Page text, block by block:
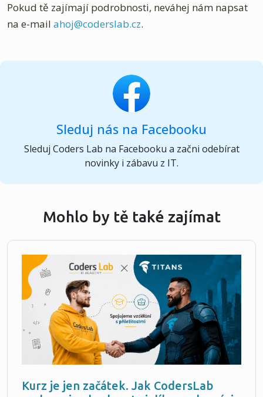
Pokud tě zajímají podrobnosti, neváhej nám napsat
na e-mail ahoj@coderslab.cz.
Sleduj nás na Facebooku
Sleduj Coders Lab na Facebooku a začni odebírat
novinky i zábavu z IT.
Mohlo by tě také zajímat
Kurz je jen začátek. Jak CodersLab